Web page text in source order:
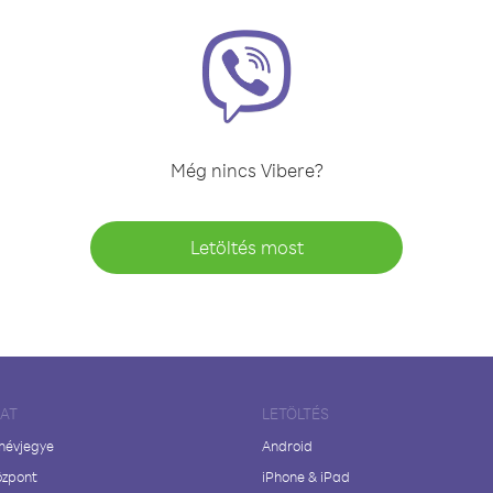
Még nincs Vibere?
Letöltés most
LETÖLTÉS
Android
iPhone & iPad